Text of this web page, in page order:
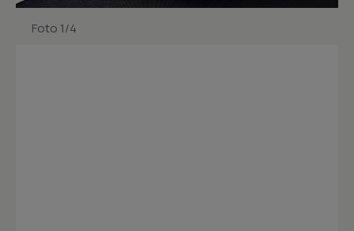
Foto 1/4